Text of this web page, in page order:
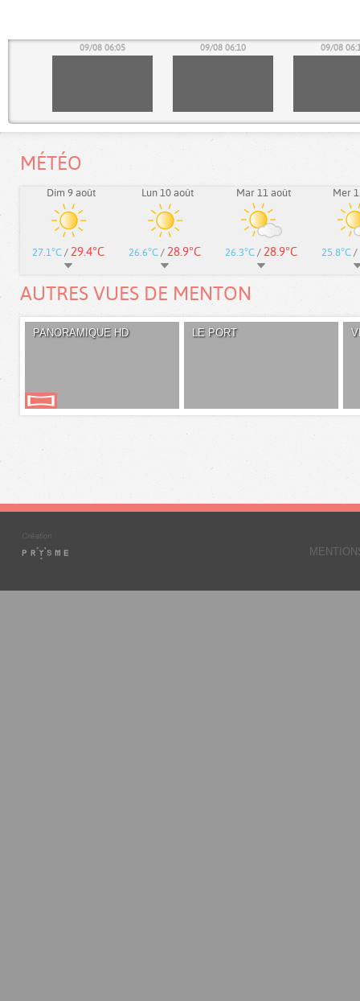
09/08 06:05 09/08 06:10 09/08
MÉTÉO
Dim 9 août
27.1°C / 29.4°C
Lun 10 août
26.6°C / 28.9°C
Mar 11 août
26.3°C / 28.9°C
Mer
25.8°C /
AUTRES VUES DE MENTON
PANORAMIQUE HD LE PORT